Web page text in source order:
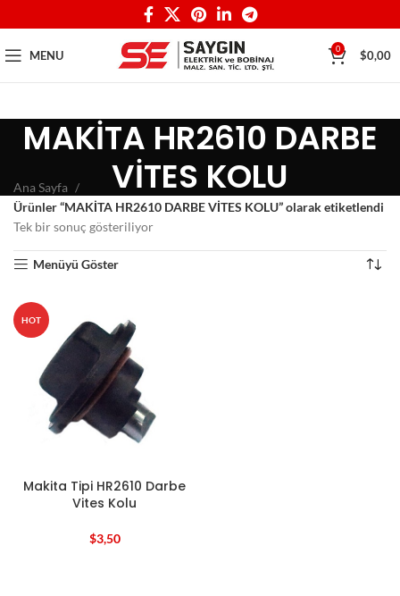
MENU 0 $0,00
MAKİTA HR2610 DARBE
VİTES KOLU
Ana Sayfa
Ürünler “MAKİTA HR2610 DARBE VİTES KOLU” olarak etiketlendi
Tek bir sonuç gösteriliyor
Menüyü Göster
HOT
Makita Tipi HR2610 Darbe
Vites Kolu
$3,50